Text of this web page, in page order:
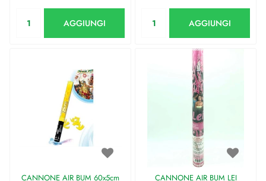
AGGIUNGI AGGIUNGI
CANNONE AIR BUM 60x5cm CANNONE AIR BUM LEI